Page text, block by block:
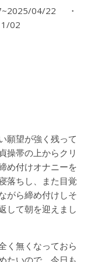
04/22・
02
願望が強く残って
操帯の上からクリ
め付けオナニーを
落ちし、また目覚
がら締め付けしそ
して朝を迎えまし
く無くなっておら
たいので、今日も